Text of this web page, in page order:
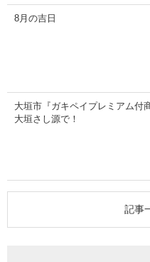
8月の吉日
大垣市『ガキペイプレミアム付
大垣さし源で！
記事